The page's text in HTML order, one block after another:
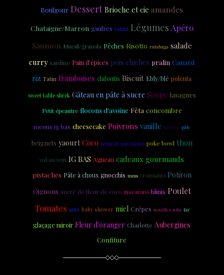
Boulgour Dessert Brioche et cie amandes
Chataigne/Marron gaufres tahini Légumes Apéro
Saumon Muesli/granola Pêches Risotto rutabaga salade
curry sardine Pain d'épices pois chiches pralin Canard
riz Tatin framboises clafoutis Biscuit Ebly/blé polenta
sweet table shrek Gâteau en pâte à sucre Soupe lasagnes
Petit épeautre flocons d'avoine Fêta concombre
menus ig bas cheesecake Poivrons vanille pavlova pâte
beignets yaourt Coco farine de pois chiches poke bowl thon
vol au vent IG BAS Agneau cadeaux gourmands
pistaches Pâte à choux gnocchis mms croissants Potiron
Oignons sucre de fleur de coco macarons blinis Poulet
Tomates anis baby shower miel Crêpes nouilles soba far
glaçage miroir Fleur d'oranger Charlotte Aubergines
Confiture